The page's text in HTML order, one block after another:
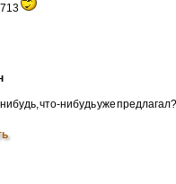
что-нибудь уже